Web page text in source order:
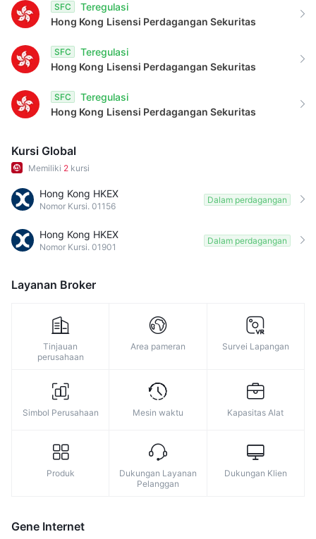
SFC
Teregulasi
Hong Kong Lisensi Perdagangan Sekuritas
SFC
Teregulasi
Hong Kong Lisensi Perdagangan Sekuritas
SFC
Teregulasi
Hong Kong Lisensi Perdagangan Sekuritas
Kursi Global
Memiliki 2 kursi
Hong Kong HKEX
Nomor Kursi. 01156
Dalam perdagangan
Hong Kong HKEX
Nomor Kursi. 01901
Dalam perdagangan
Layanan Broker
Tinjauan
perusahaan
Area pameran Survei Lapangan
Simbol Perusahaan Mesin waktu Kapasitas Alat
Produk
Dukungan Layanan
Pelanggan
Dukungan Klien
Gene Internet